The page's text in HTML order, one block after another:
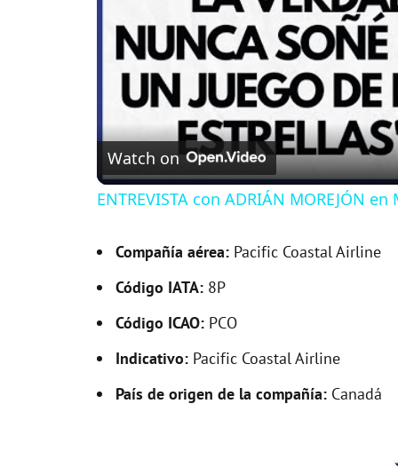
Watch on
ENTREVISTA con ADRIÁN MOREJÓN en
Compañía aérea: Pacific Coastal Airline
Código IATA: 8P
Código ICAO: PCO
Indicativo: Pacific Coastal Airline
País de origen de la compañía: Canadá